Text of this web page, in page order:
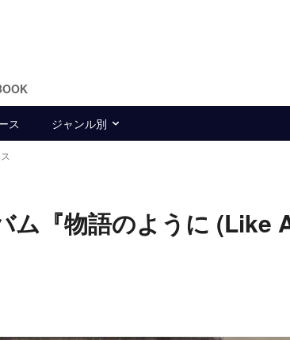
ス ジャンル別
『物語のように (Like